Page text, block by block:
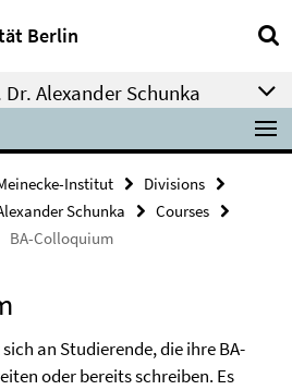
Berlin
Alexander Schunka
Institut
Divisions
Schunka
Courses
BA-Colloquium
an Studierende, die ihre BA-
oder bereits schreiben. Es